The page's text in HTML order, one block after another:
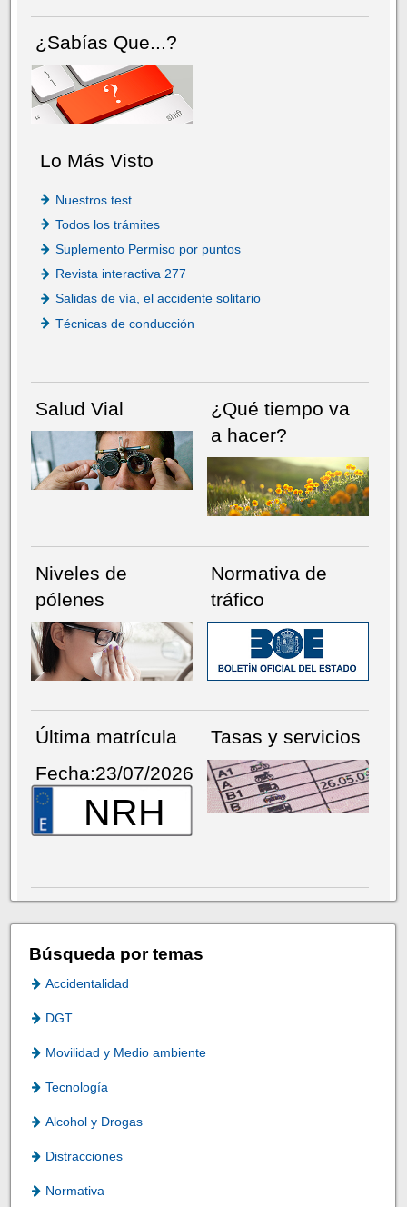
¿Sabías Que...?
Lo Más Visto
Nuestros test
Todos los trámites
Suplemento Permiso por puntos
Revista interactiva 277
Salidas de vía, el accidente solitario
Técnicas de conducción
Salud Vial
¿Qué tiempo va
a hacer?
Niveles de
pólenes
Normativa de
tráfico
Última matrícula
Fecha:23/07/2026
NRH
Tasas y servicios
Búsqueda por temas
Accidentalidad
DGT
Movilidad y Medio ambiente
Tecnología
Alcohol y Drogas
Distracciones
Normativa